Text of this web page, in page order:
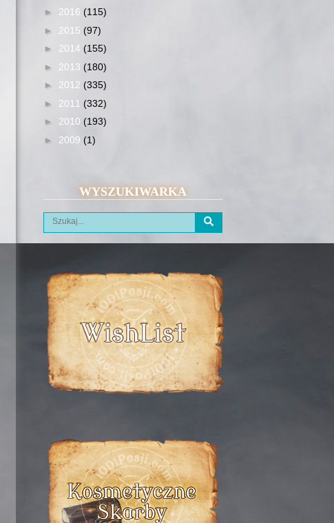
► 2016 (115)
► 2015 (97)
► 2014 (155)
► 2013 (180)
► 2012 (335)
► 2011 (332)
► 2010 (193)
► 2009 (1)
WYSZUKIWARKA